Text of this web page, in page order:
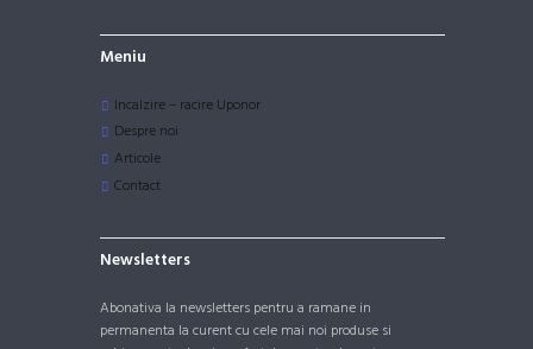
Meniu
Incalzire – racire Uponor
Despre noi
Articole
Contact
Newsletters
Abonativa la newsletters pentru a ramane in
permanenta la curent cu cele mai noi produse si